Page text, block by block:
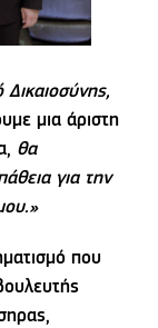
μια άριστη
θα
για την
που